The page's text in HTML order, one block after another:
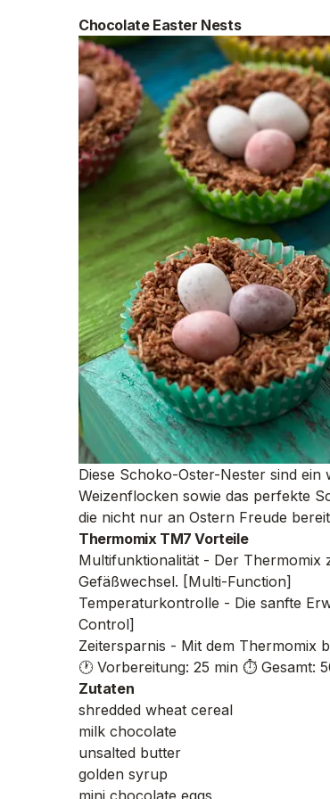
Chocolate Easter Nests
Diese Schoko-Oster-Nester sind
Weizenflocken sowie das perfekte
die nicht nur an Ostern Freude
Thermomix TM7 Vorteile
Multifunktionalität - Der Thermomix
Gefäßwechsel. [Multi-Function]
Temperaturkontrolle - Die sanfte
Control]
Zeitersparnis - Mit dem Thermomix
🕐 Vorbereitung: 25 min ⏱️ Gesamt:
Zutaten
shredded wheat cereal
milk chocolate
unsalted butter
golden syrup
mini chocolate eggs